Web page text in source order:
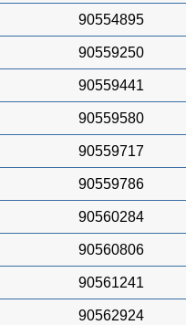
90554895
90559250
90559441
90559580
90559717
90559786
90560284
90560806
90561241
90562924